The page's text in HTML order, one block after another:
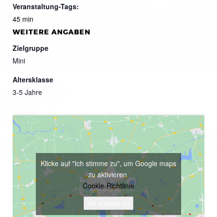
Veranstaltung-Tags:
45 min
WEITERE ANGABEN
Zielgruppe
Mini
Altersklasse
3-5 Jahre
Klicke auf "Ich stimme zu", um Google maps
zu aktivieren
Cookie-Richtlinie